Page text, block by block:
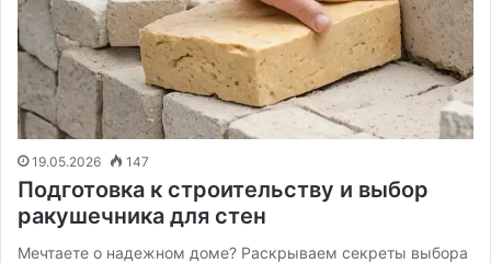
19.05.2026 147
Подготовка к строительству и выбор
ракушечника для стен
Мечтаете о надежном доме? Раскрываем секреты выбора